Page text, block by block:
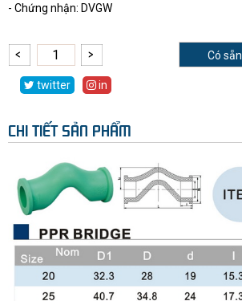
- Chứng nhận: DVGW
Có sẵn
twitter in
CHI TIẾT SẢN PHẨM